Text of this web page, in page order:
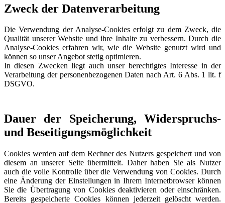
Zweck der Datenverarbeitung
Die Verwendung der Analyse-Cookies erfolgt zu dem Zweck, die
Qualität unserer Website und ihre Inhalte zu verbessern. Durch die
Analyse-Cookies erfahren wir, wie die Website genutzt wird und
können so unser Angebot stetig optimieren.
In diesen Zwecken liegt auch unser berechtigtes Interesse in der
Verarbeitung der personenbezogenen Daten nach Art. 6 Abs. 1 lit. f
DSGVO.
Dauer der Speicherung, Widerspruchs-
und Beseitigungsmöglichkeit
Cookies werden auf dem Rechner des Nutzers gespeichert und von
diesem an unserer Seite übermittelt. Daher haben Sie als Nutzer
auch die volle Kontrolle über die Verwendung von Cookies. Durch
eine Änderung der Einstellungen in Ihrem Internetbrowser können
Sie die Übertragung von Cookies deaktivieren oder einschränken.
Bereits gespeicherte Cookies können jederzeit gelöscht werden.